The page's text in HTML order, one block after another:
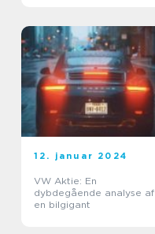
12. januar 2024
VW Aktie: En
dybdegående analyse af
en bilgigant